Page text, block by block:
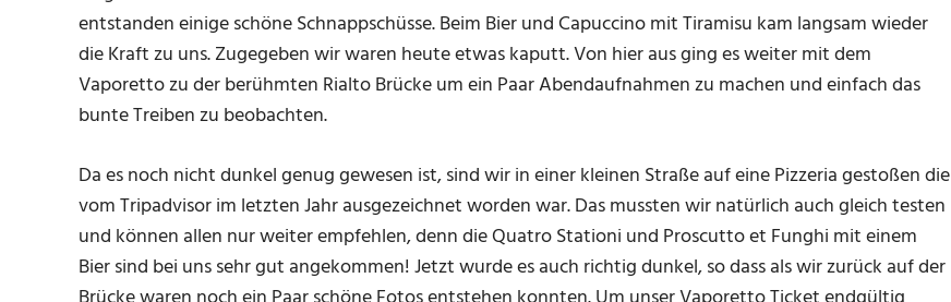
entstanden einige schöne Schnappschüsse. Beim Bier und Capuccino mit Tiramisu kam langsam wieder
die Kraft zu uns. Zugegeben wir waren heute etwas kaputt. Von hier aus ging es weiter mit dem
Vaporetto zu der berühmten Rialto Brücke um ein Paar Abendaufnahmen zu machen und einfach das
bunte Treiben zu beobachten.
Da es noch nicht dunkel genug gewesen ist, sind wir in einer kleinen Straße auf eine Pizzeria gestoßen die
vom Tripadvisor im letzten Jahr ausgezeichnet worden war. Das mussten wir natürlich auch gleich testen
und können allen nur weiter empfehlen, denn die Quatro Stationi und Proscutto et Funghi mit einem
Bier sind bei uns sehr gut angekommen! Jetzt wurde es auch richtig dunkel, so dass als wir zurück auf der